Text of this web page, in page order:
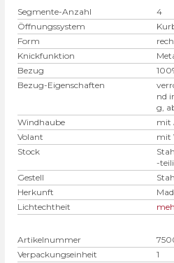
Segmente-Anzahl
4
Öffnungssystem
Form
Knickfunktion
Bezug
Bezug-Eigenschaften
nd
g,
Windhaube
mit
Volant
mit
Stock
-
Gestell
Herkunft
Lichtechtheit
Artikelnummer
Verpackungseinheit
1